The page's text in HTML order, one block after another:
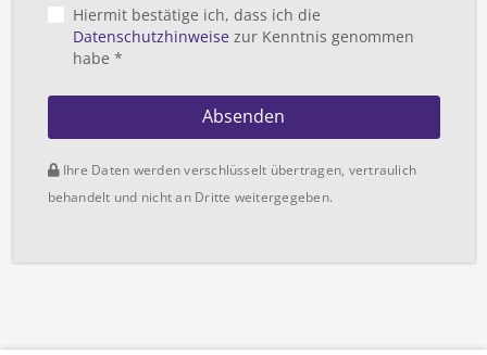
Hiermit bestätige ich, dass ich die
Datenschutzhinweisezur Kenntnis genommen
habe *
Absenden
Ihre Daten werden verschlüsselt übertragen, vertraulich
behandelt und nicht an Dritte weitergegeben.